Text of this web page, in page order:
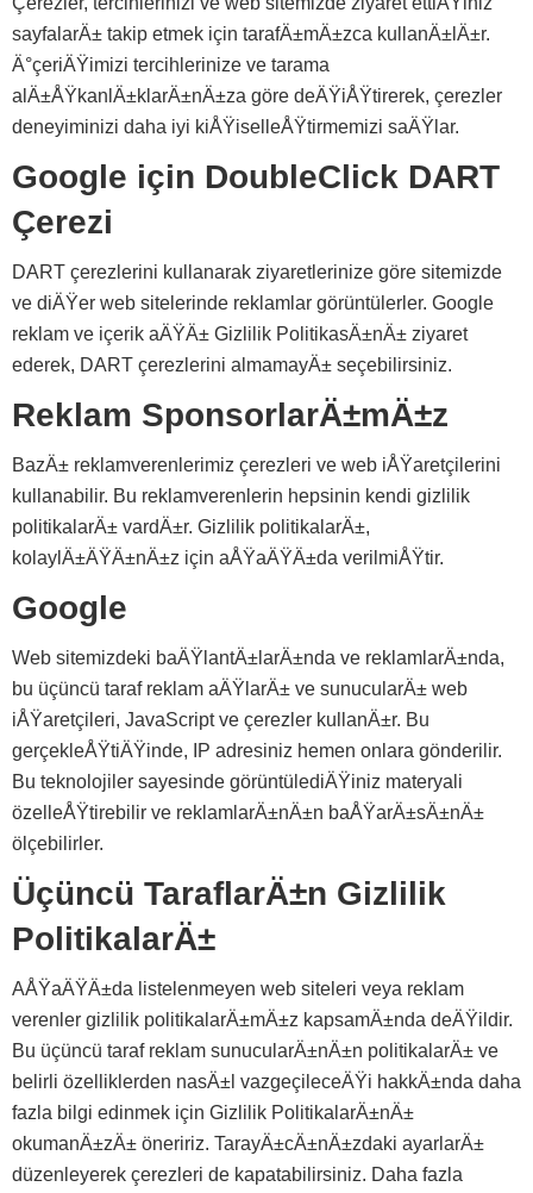
sayfalarÄ± takip etmek için tarafÄ±mÄ±zca kullanÄ±lÄ±r.
Ä°çeriÄŸimizi tercihlerinize ve tarama
alÄ±ÅŸkanlÄ±klarÄ±nÄ±za göre deÄŸiÅŸtirerek, çerezler
deneyiminizi daha iyi kiÅŸiselleÅŸtirmemizi saÄŸlar.
Google için DoubleClick DART
Çerezi
DART çerezlerini kullanarak ziyaretlerinize göre sitemizde
ve diÄŸer web sitelerinde reklamlar görüntülerler. Google
reklam ve içerik aÄŸÄ± Gizlilik PolitikasÄ±nÄ± ziyaret
ederek, DART çerezlerini almamayÄ± seçebilirsiniz.
Reklam SponsorlarÄ±mÄ±z
BazÄ± reklamverenlerimiz çerezleri ve web iÅŸaretçilerini
kullanabilir. Bu reklamverenlerin hepsinin kendi gizlilik
politikalarÄ± vardÄ±r. Gizlilik politikalarÄ±,
kolaylÄ±ÄŸÄ±nÄ±z için aÅŸaÄŸÄ±da verilmiÅŸtir.
Google
Web sitemizdeki baÄŸlantÄ±larÄ±nda ve reklamlarÄ±nda,
bu üçüncü taraf reklam aÄŸlarÄ± ve sunucularÄ± web
iÅŸaretçileri, JavaScript ve çerezler kullanÄ±r. Bu
gerçekleÅŸtiÄŸinde, IP adresiniz hemen onlara gönderilir.
Bu teknolojiler sayesinde görüntülediÄŸiniz materyali
özelleÅŸtirebilir ve reklamlarÄ±nÄ±n baÅŸarÄ±sÄ±nÄ±
ölçebilirler.
Üçüncü TaraflarÄ±n Gizlilik
PolitikalarÄ±
AÅŸaÄŸÄ±da listelenmeyen web siteleri veya reklam
verenler gizlilik politikalarÄ±mÄ±z kapsamÄ±nda deÄŸildir.
Bu üçüncü taraf reklam sunucularÄ±nÄ±n politikalarÄ± ve
belirli özelliklerden nasÄ±l vazgeçileceÄŸi hakkÄ±nda daha
fazla bilgi edinmek için Gizlilik PolitikalarÄ±nÄ±
okumanÄ±zÄ± öneririz. TarayÄ±cÄ±nÄ±zdaki ayarlarÄ±
düzenleyerek çerezleri de kapatabilirsiniz. Daha fazla